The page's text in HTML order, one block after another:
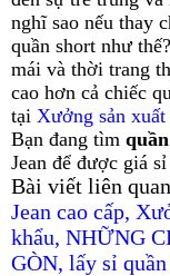
nghĩ sao nếu thay
quần short như
mái và thời trang
cao hơn cả chiếc
tại Xưởng sản
Bạn đang tìm
Jean để được giá
Bài viết liên quan
Jean cao cấp,
khẩu, NHỮNG
GÒN, lấy sỉ